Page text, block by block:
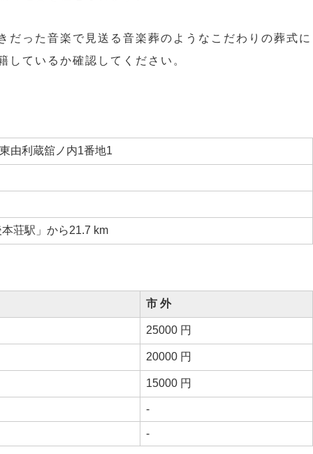
だった音楽で見送る音楽葬のようなこだわりの葬式に
しているか確認してください。
由利蔵舘ノ内1番地1
荘駅」から21.7 km
市 外
25000 円
20000 円
15000 円
-
-